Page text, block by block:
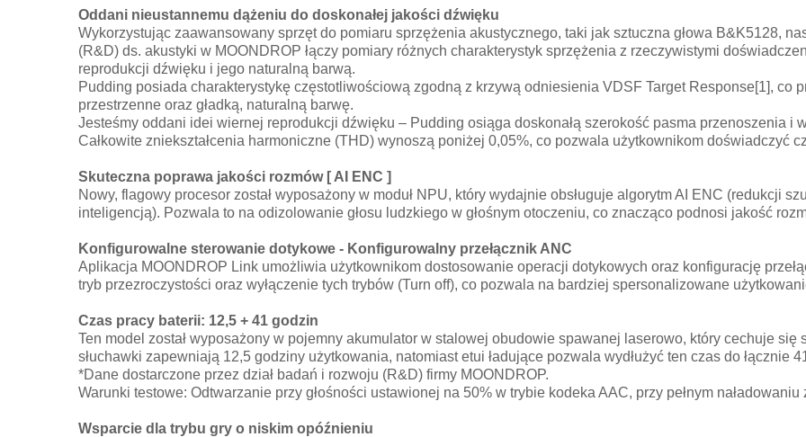
Oddani nieustannemu dążeniu do doskonałej jakości dźwięku
Wykorzystując zaawansowany sprzęt do pomiaru sprzężenia akustycznego, taki jak sztuczna głowa B&K5128,
(R&D) ds. akustyki w MOONDROP łączy pomiary różnych charakterystyk sprzężenia z rzeczywistymi
reprodukcji dźwięku i jego naturalną barwą.
Pudding posiada charakterystykę częstotliwościową zgodną z krzywą odniesienia VDSF Target Response[1], co
przestrzenne oraz gładką, naturalną barwę.
Jesteśmy oddani idei wiernej reprodukcji dźwięku – Pudding osiąga doskonałą szerokość pasma przenoszenia i
Całkowite zniekształcenia harmoniczne (THD) wynoszą poniżej 0,05%, co pozwala użytkownikom doświadczyć
Skuteczna poprawa jakości rozmów [ AI ENC ]
Nowy, flagowy procesor został wyposażony w moduł NPU, który wydajnie obsługuje algorytm AI ENC (redukcji
inteligencją). Pozwala to na odizolowanie głosu ludzkiego w głośnym otoczeniu, co znacząco podnosi jakość
Konfigurowalne sterowanie dotykowe - Konfigurowalny przełącznik ANC
Aplikacja MOONDROP Link umożliwia użytkownikom dostosowanie operacji dotykowych oraz konfigurację
tryb przezroczystości oraz wyłączenie tych trybów (Turn off), co pozwala na bardziej spersonalizowane
Czas pracy baterii: 12,5 + 41 godzin
Ten model został wyposażony w pojemny akumulator w stalowej obudowie spawanej laserowo, który cechuje się
słuchawki zapewniają 12,5 godziny użytkowania, natomiast etui ładujące pozwala wydłużyć ten czas do łącznie
*Dane dostarczone przez dział badań i rozwoju (R&D) firmy MOONDROP.
Warunki testowe: Odtwarzanie przy głośności ustawionej na 50% w trybie kodeka AAC, przy pełnym
Wsparcie dla trybu gry o niskim opóźnieniu